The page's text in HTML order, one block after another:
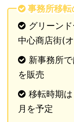
事務所移
グリーン
中心商店街(
新事務所
を販売
移転時期
月を予定